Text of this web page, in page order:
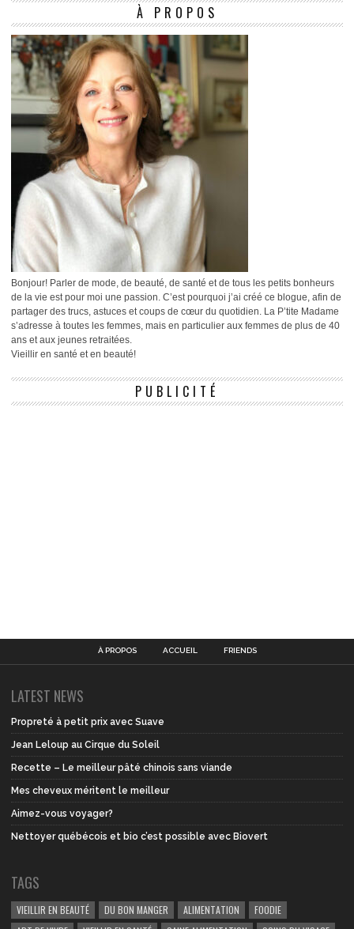
À PROPOS
Bonjour! Parler de mode, de beauté, de santé et de tous les petits bonheurs
de la vie est pour moi une passion. C’est pourquoi j’ai créé ce blogue, afin de
partager des trucs, astuces et coups de cœur du quotidien. La P’tite Madame
s’adresse à toutes les femmes, mais en particulier aux femmes de plus de 40
ans et aux jeunes retraitées.
Vieillir en santé et en beauté!
PUBLICITÉ
À PROPOS ACCUEIL FRIENDS
LATEST NEWS
Propreté à petit prix avec Suave
Jean Leloup au Cirque du Soleil
Recette – Le meilleur pâté chinois sans viande
Mes cheveux méritent le meilleur
Aimez-vous voyager?
Nettoyer québécois et bio c’est possible avec Biovert
TAGS
VIEILLIR EN BEAUTÉ DU BON MANGER ALIMENTATION
FOODIE